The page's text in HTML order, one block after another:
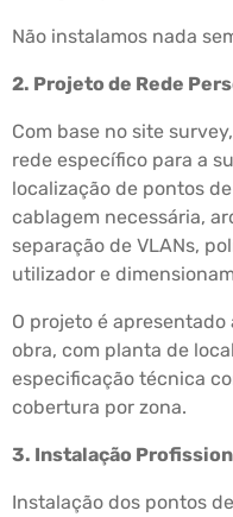
Não instalamos nada
2. Projeto de Rede
Com base no site
rede específico para a
localização de pontos
cablagem necessária,
separação de VLANs,
utilizador e
O projeto é
obra, com planta de
especificação técnica
cobertura por zona.
3. Instalação
Instalação dos pontos